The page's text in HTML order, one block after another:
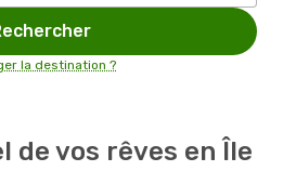
la destination ?
de vos rêves en Île